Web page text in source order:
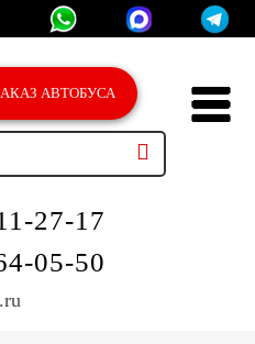
АВТОБУСА
27-17
05-50